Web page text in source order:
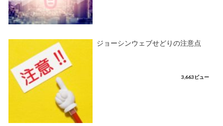
ジョーシンウェブせどりの注意点
3,663ビュー